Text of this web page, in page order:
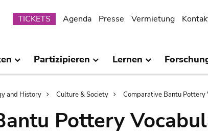
Submenu
TICKETS Agenda Presse Vermietung
Partizipieren Lernen
and History Culture & Society Comparative Bantu Pottery
Pottery